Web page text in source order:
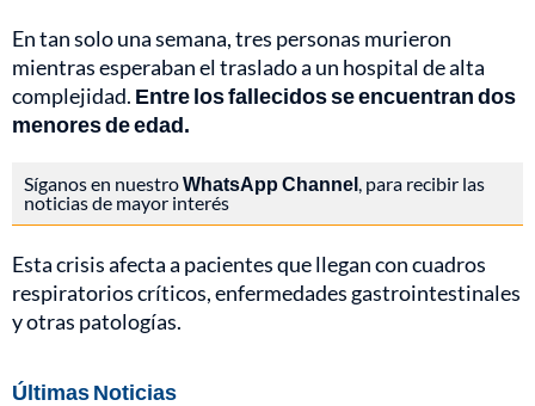
En tan solo una semana, tres personas murieron
mientras esperaban el traslado a un hospital de alta
complejidad. Entre los fallecidos se encuentran dos
menores de edad.
Síganos en nuestroWhatsApp Channel , para recibir las
noticias de mayor interés
Esta crisis afecta a pacientes que llegan con cuadros
respiratorios críticos, enfermedades gastrointestinales
y otras patologías.
Últimas Noticias